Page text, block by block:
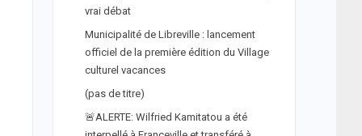
vrai débat
Municipalité de Libreville : lancement
officiel de la première édition du Village
culturel vacances
(pas de titre)
🚨ALERTE: Wilfried Kamitatou a été